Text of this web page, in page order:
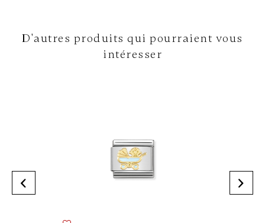
D'autres produits qui pourraient vous
intéresser